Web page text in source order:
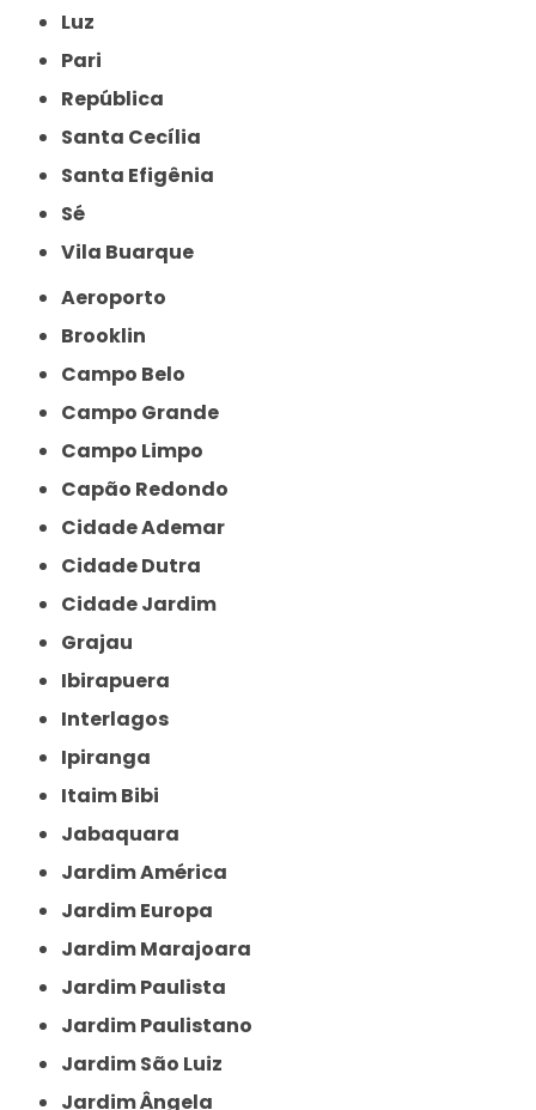
Luz
Pari
República
Santa Cecília
Santa Efigênia
Sé
Vila Buarque
Aeroporto
Brooklin
Campo Belo
Campo Grande
Campo Limpo
Capão Redondo
Cidade Ademar
Cidade Dutra
Cidade Jardim
Grajau
Ibirapuera
Interlagos
Ipiranga
Itaim Bibi
Jabaquara
Jardim América
Jardim Europa
Jardim Marajoara
Jardim Paulista
Jardim Paulistano
Jardim São Luiz
Jardim Ângela